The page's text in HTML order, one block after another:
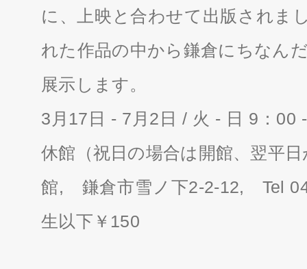
に、上映と合わせて出版されま
れた作品の中から鎌倉にちなん
展示します。
3月17日 - 7月2日 / 火 - 日 9：00
休館（祝日の場合は開館、翌平
館, 鎌倉市雪ノ下2-2-12, Tel
生以下￥150